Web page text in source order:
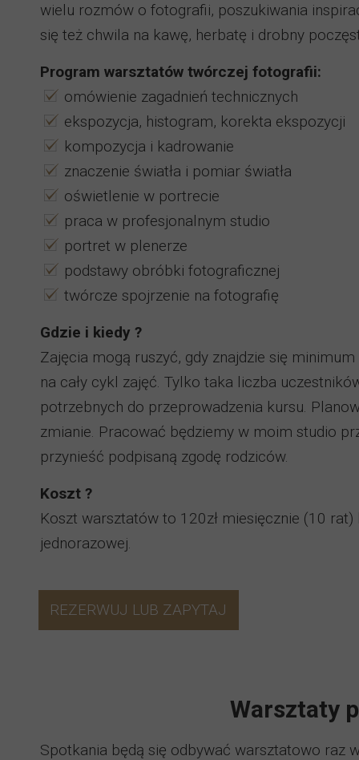
REZERWUJ LUB ZAPYTAJ
Warsztaty
Spotkania będą się odbywać warsztatowo raz
wielu rozmów o fotografii, poszukiwania
się też chwila na kawę, herbatę i drobny
Program warsztatów twórczej fotografii:
omówienie zagadnień technicznych
ekspozycja, histogram, korekta ekspozycji
kompozycja i kadrowanie
znaczenie światła i pomiar światła
oświetlenie w portrecie
praca w profesjonalnym studio
portret w plenerze
podstawy obróbki fotograficznej
twórcze spojrzenie na fotografię
Gdzie i kiedy ?
Zajęcia mogą ruszyć, gdy znajdzie się
na cały cykl zajęć. Tylko taka liczba
potrzebnych do przeprowadzenia kursu.
zmianie. Pracować będziemy w moim studio
przynieść podpisaną zgodę rodziców.
Koszt ?
Koszt warsztatów to 120zł miesięcznie (10
jednorazowej.